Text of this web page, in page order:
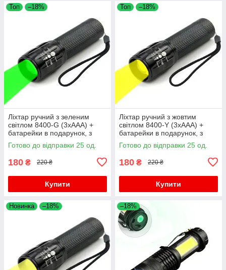
Топ –18%
Ліхтар ручний з зеленим
світлом 8400-G (3xAAA) +
батарейки в подарунок, з
фокусуванням
Готово до відправки 25 од.
180 ₴ 220 ₴
Купити
Топ –18%
Ліхтар ручний з жовтим
світлом 8400-Y (3xAAA) +
батарейки в подарунок, з
фокусуванням
Готово до відправки 25 од.
180 ₴ 220 ₴
Купити
Новинка –18% –18%